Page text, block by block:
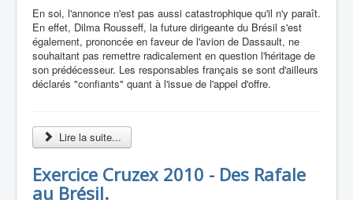
En soi, l'annonce n'est pas aussi catastrophique qu'il n'y paraît.
En effet, Dilma Rousseff, la future dirigeante du Brésil s'est
également, prononcée en faveur de l'avion de Dassault, ne
souhaitant pas remettre radicalement en question l'héritage de
son prédécesseur. Les responsables français se sont d'ailleurs
déclarés "confiants" quant à l'issue de l'appel d'offre.
Lire la suite...
Exercice Cruzex 2010 - Des Rafale
au Brésil.